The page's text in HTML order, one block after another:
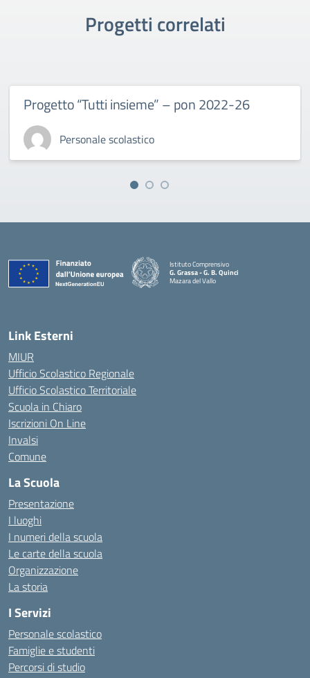
Progetti correlati
Progetto “Tutti insieme” – pon 2022-26
Personale scolastico
Istituto Comprensivo
G. Grassa - G. B. Quinci
Mazara del Vallo
Link Esterni
MIUR
Ufficio Scolastico Regionale
Ufficio Scolastico Territoriale
Scuola in Chiaro
Iscrizioni On Line
Invalsi
Comune
La Scuola
Presentazione
I luoghi
I numeri della scuola
Le carte della scuola
Organizzazione
La storia
I Servizi
Personale scolastico
Famiglie e studenti
Percorsi di studio